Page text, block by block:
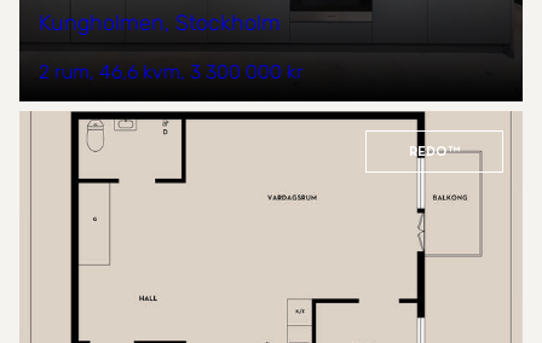
Kungholmen, Stockholm
2 rum 46,6 kvm 3 300 000 kr
REDO™